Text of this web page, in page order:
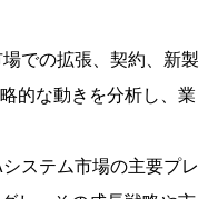
での拡張、契約、新製
的な動きを分析し、業
ステム市場の主要プレ